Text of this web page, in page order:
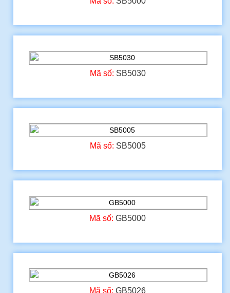
Mã số: SB5030
Mã số: SB5005
Mã số:GB5000
Mã số:GB5026